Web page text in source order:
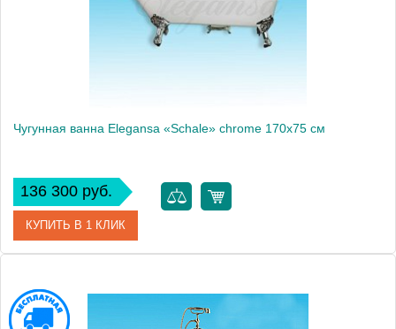
Чугунная ванна Elegansa «Schale» chrome 170x75 см
136 300 руб.
КУПИТЬ В 1 КЛИК
Артикул
Модель